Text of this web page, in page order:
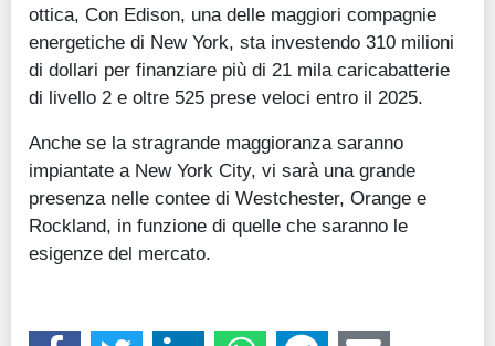
ottica, Con Edison, una delle maggiori compagnie
energetiche di New York, sta investendo 310 milioni
di dollari per finanziare più di 21 mila caricabatterie
di livello 2 e oltre 525 prese veloci entro il 2025.
Anche se la stragrande maggioranza saranno
impiantate a New York City, vi sarà una grande
presenza nelle contee di Westchester, Orange e
Rockland, in funzione di quelle che saranno le
esigenze del mercato.